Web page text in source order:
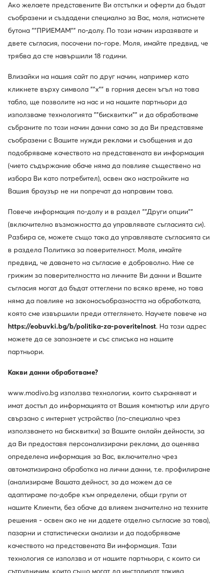
още 15% Код: SUMMER
Beverly Hills Polo Club
Дамска чанта · Тъмнокафяв
57,99
още 25% Код: SUMMER
Нови
Guess
Дамска чанта · Тъмнокафяв
още 15% Код: SUMMER
Trending
Beverly Hills Polo Club
Дамска чанта · Черен
57,99€
още 15% Код: SUMMER
Нови
MEXX
Дамска чанта · Черен
още 25% Код: SUMMER
Нови
Дамска чанта · Черен
179,99€
още 15% Код: SUMMER
Нови
Дамска чанта · Черен
57,99 €
Ако желаете представените Ви отстъпки и оферти да бъдат
съобразени и създадени специално за Вас, моля, натиснете
бутона ""ПРИЕМАМ"" по-долу. По този начин изразявате и
двете съгласия, посочени по-горе. Моля, имайте предвид, че
трябва да сте навършили 18 години.
Влизайки на нашия сайт по друг начин, например като
кликнете върху символа ""x"" в горния десен ъгъл на това
табло, ще позволите на нас и на нашите партньори да
използваме технологията ""бисквитки"" и да обработваме
събраните по този начин данни само за да Ви представяме
съобразени с Вашите нужди реклами и съобщения и да
подобряваме качеството на представената ви информация
(чието съдържание обаче няма да повлияе съществено на
избора Ви като потребител), освен ако настройките на
Вашия браузър не ни попречат да направим това.
Повече информация по-долу и в раздел ""Други опции""
(включително възможността да управлявате съгласията си).
Разбира се, можете също така да управлявате съгласията си
в раздела Политика за поверителност. Моля, имайте
предвид, че даването на съгласие е доброволно. Ние се
грижим за поверителността на личните Ви данни и Вашите
съгласия могат да бъдат оттеглени по всяко време, но това
няма да повлияе на законосъобразността на обработката,
която сме извършили преди оттеглянето. Научете повече на
https://eobuvki.bg/b/politika-za-poveritelnost. На този адрес
можете да се запознаете и със списъка на нашите
партньори.
Какви данни обработваме?
www.modivo.bg използва технологии, които съхраняват и
имат достъп до информацията от Вашия компютър или друго
свързано с интернет устройство (по-специално чрез
използването на бисквитки) за Вашите онлайн дейности, за
да Ви предоставя персонализирани реклами, да оценява
определена информация за Вас, включително чрез
автоматизирана обработка на лични данни, т.е. профилиране
(анализираме Вашата дейност, за да можем да се
адаптираме по-добре към определени, общи групи от
нашите Клиенти, без обаче да влияем значително на техните
решения - освен ако не ни дадете отделно съгласие за това),
пазарни и статистически анализи и да подобряваме
качеството на представената Ви информация. Тази
технология се използва и от нашите партньори, с които си
сътрудничим, които също могат да инсталират такива